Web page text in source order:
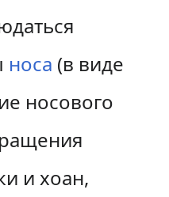
носа (в виде
носового
и хоан,